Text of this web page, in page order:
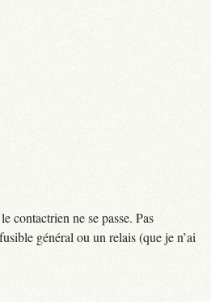
contactrien ne se passe. Pas
général ou un relais (que je n’ai